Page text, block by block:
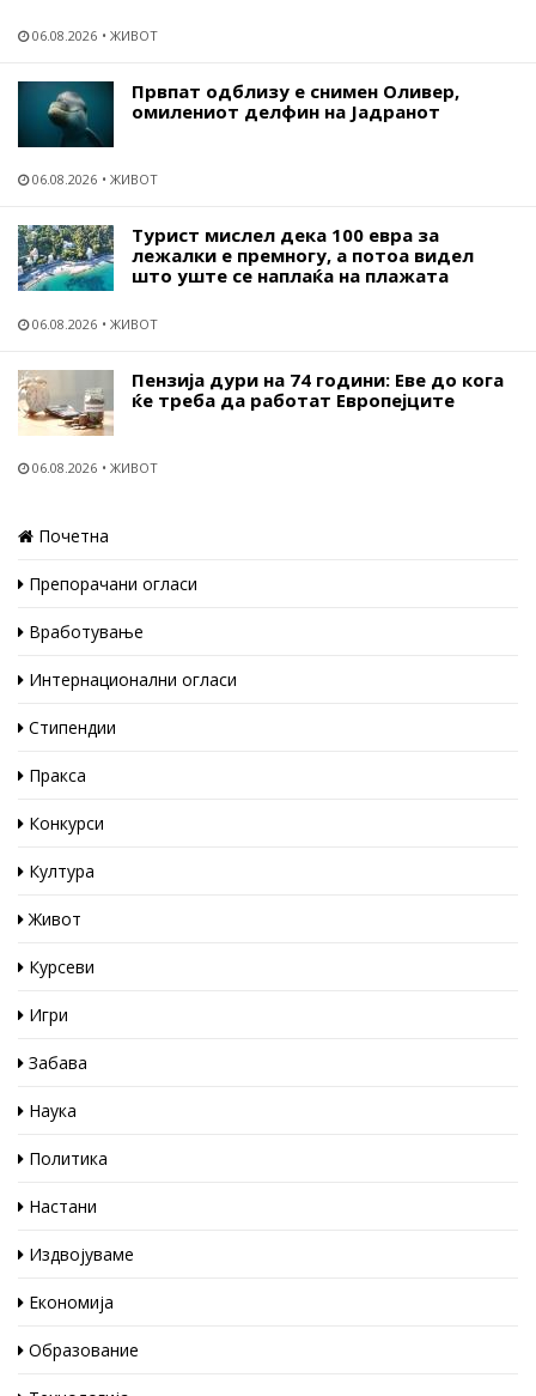
06.08.2026 ЖИВОТ
Првпат одблизу е снимен Оливер,
омилениот делфин на Јадранот
06.08.2026 ЖИВОТ
Турист мислел дека 100 евра за
лежалки е премногу, а потоа видел
што уште се наплаќа на плажата
06.08.2026 ЖИВОТ
Пензија дури на 74 години: Еве до кога
ќе треба да работат Европејците
06.08.2026 ЖИВОТ
Почетна
Препорачани огласи
Вработување
Интернационални огласи
Стипендии
Пракса
Конкурси
Култура
Живот
Курсеви
Игри
Забава
Наука
Политика
Настани
Издвојуваме
Економија
Образование